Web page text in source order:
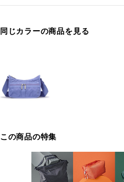
同じカラーの商品を見る
この商品の特集